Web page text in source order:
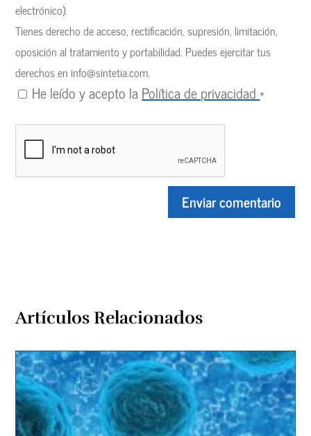
electrónico).
Tienes derecho de acceso, rectificación, supresión, limitación,
oposición al tratamiento y portabilidad. Puedes ejercitar tus
derechos en info@sintetia.com.
He leído y acepto la Política de privacidad*
Artículos Relacionados